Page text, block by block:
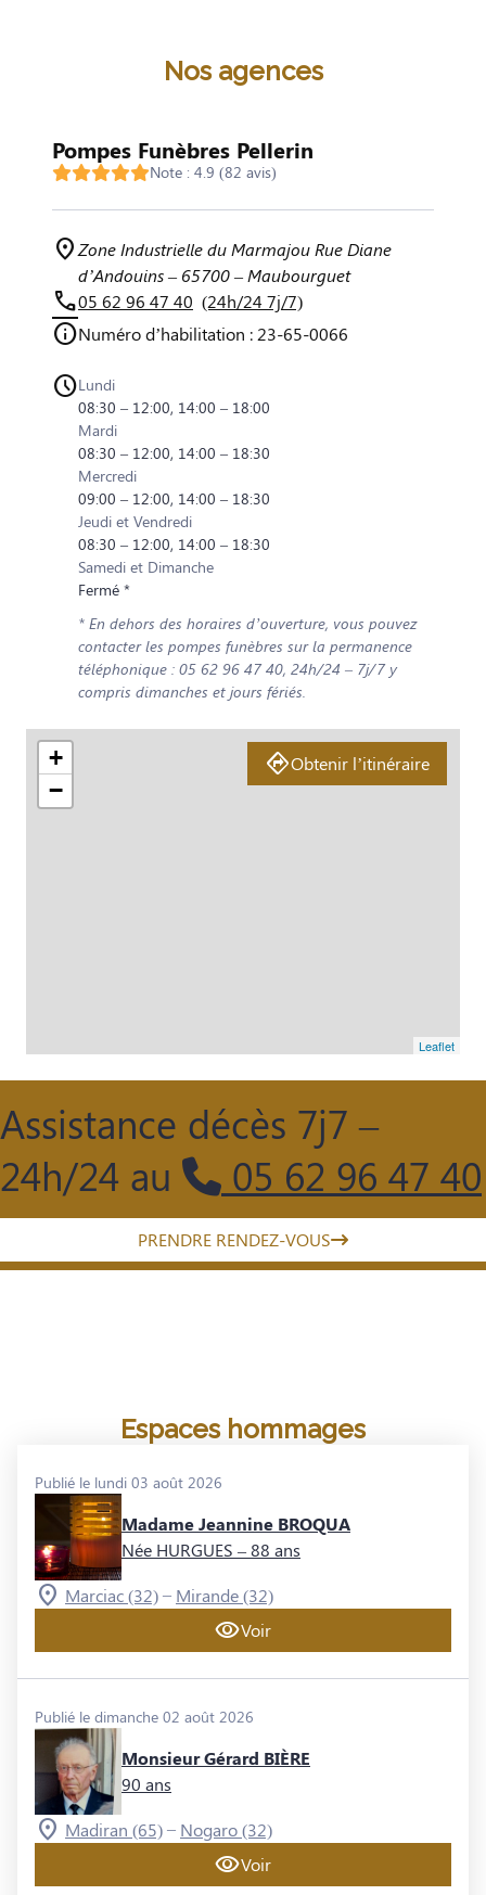
Nos agences
Pompes Funèbres Pellerin
Note : 4.9 (82 avis)
Zone Industrielle du Marmajou Rue Diane
d’Andouins – 65700 – Maubourguet
05 62 96 47 40 (24h/24 7j/7)
Numéro d’habilitation : 23-65-0066
Lundi
08:30 – 12:00, 14:00 – 18:00
Mardi
08:30 – 12:00, 14:00 – 18:30
Mercredi
09:00 – 12:00, 14:00 – 18:30
Jeudi et Vendredi
08:30 – 12:00, 14:00 – 18:30
Samedi et Dimanche
Fermé *
* En dehors des horaires d’ouverture, vous pouvez
contacter les pompes funèbres sur la permanence
téléphonique : 05 62 96 47 40, 24h/24 – 7j/7 y
compris dimanches et jours fériés.
+
−
Leaflet
Obtenir l’itinéraire
Assistance décès 7j7 –
24h/24 au
05 62 96 47 40
PRENDRE RENDEZ-VOUS
Espaces hommages
Publié le lundi 03 août 2026
Madame Jeannine BROQUA
Née HURGUES – 88 ans
Marciac (32)– Mirande (32)
Voir
Publié le dimanche 02 août 2026
Monsieur Gérard BIÈRE
90 ans
Madiran (65)– Nogaro (32)
Voir